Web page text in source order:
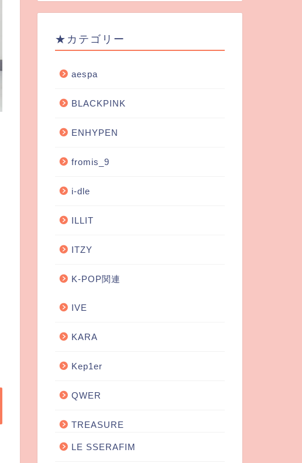
★カテゴリー
aespa
BLACKPINK
ENHYPEN
fromis_9
i-dle
ILLIT
ITZY
K-POP関連
IVE
KARA
Kep1er
QWER
TREASURE
LE SSERAFIM